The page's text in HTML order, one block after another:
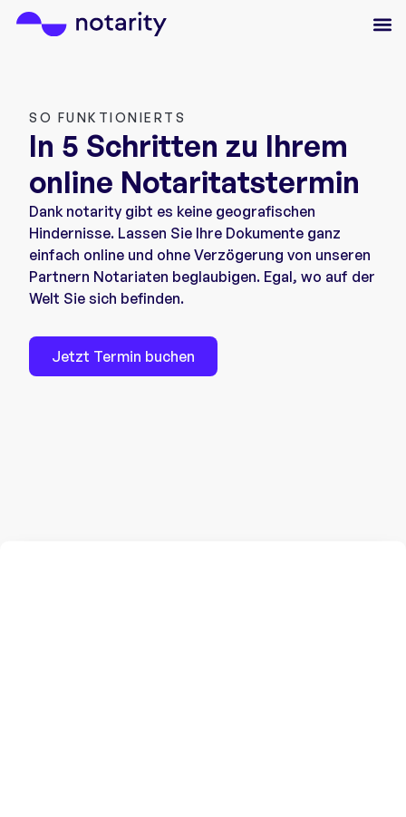
SO FUNKTIONIERTS
In 5 Schritten zu Ihrem
online Notaritatstermin
Dank notarity gibt es keine geografischen
Hindernisse. Lassen Sie Ihre Dokumente ganz
einfach online und ohne Verzögerung von unseren
Partnern Notariaten beglaubigen. Egal, wo auf der
Welt Sie sich befinden.
Jetzt Termin buchen